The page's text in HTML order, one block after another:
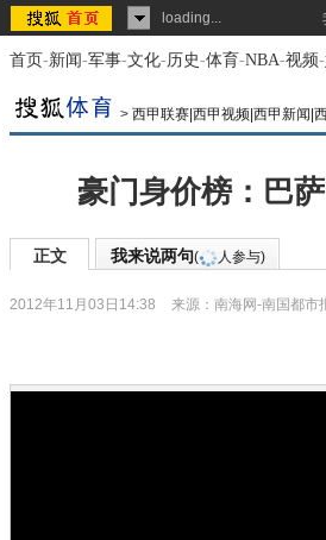
loading...
首页-新闻-军事-文化-历史-体育-NBA-视频-
> 西甲联赛|西甲视频|西甲新闻|
豪门身价榜：巴
正文 我来说两句( 人参与)
2012年11月03日14:38 来源： 南海网-南国都市